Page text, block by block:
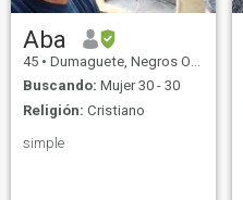
Aba
45 • Dumaguete, Negros Oriental, Filipinas
Buscando: Mujer 30 - 30
Religión: Cristiano
simple